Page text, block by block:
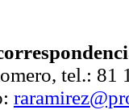
tel.: 81